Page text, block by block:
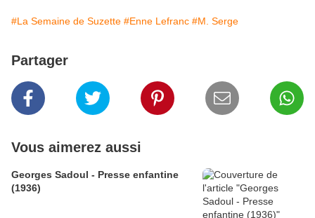
#La Semaine de Suzette #Enne Lefranc #M. Serge
Partager
Vous aimerez aussi
Georges Sadoul - Presse enfantine
(1936)